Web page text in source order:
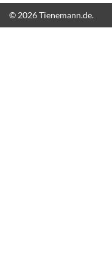
© 2026 Tienemann.de.